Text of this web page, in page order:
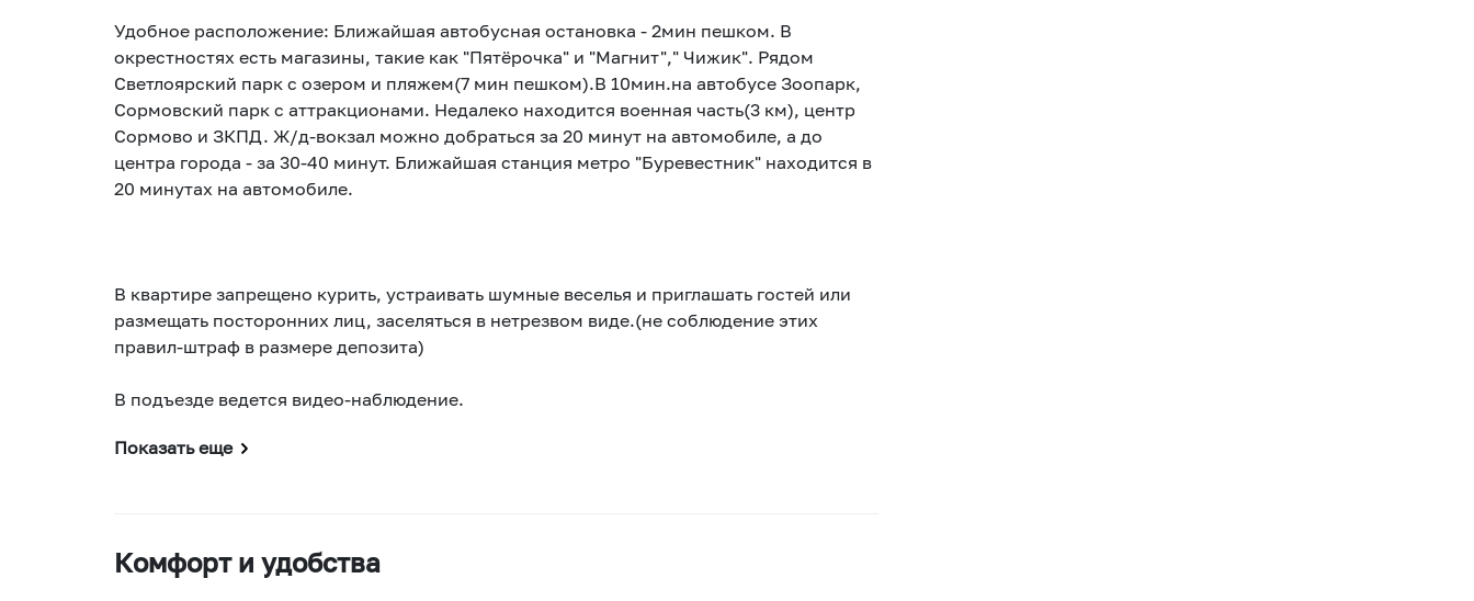
Удобное расположение: Ближайшая автобусная остановка - 2мин пешком. В
окрестностях есть магазины, такие как "Пятёрочка" и "Магнит"," Чижик". Рядом
Светлоярский парк с озером и пляжем(7 мин пешком).В 10мин.на автобусе Зоопарк,
Сормовский парк с аттракционами. Недалеко находится военная часть(3 км), центр
Сормово и ЗКПД. Ж/д-вокзал можно добраться за 20 минут на автомобиле, а до
центра города - за 30-40 минут. Ближайшая станция метро "Буревестник" находится в
20 минутах на автомобиле.
В квартире запрещено курить, устраивать шумные веселья и приглашать гостей или
размещать посторонних лиц, заселяться в нетрезвом виде.(не соблюдение этих
правил-штраф в размере депозита)
В подъезде ведется видео-наблюдение.
Показать еще
Комфорт и удобства